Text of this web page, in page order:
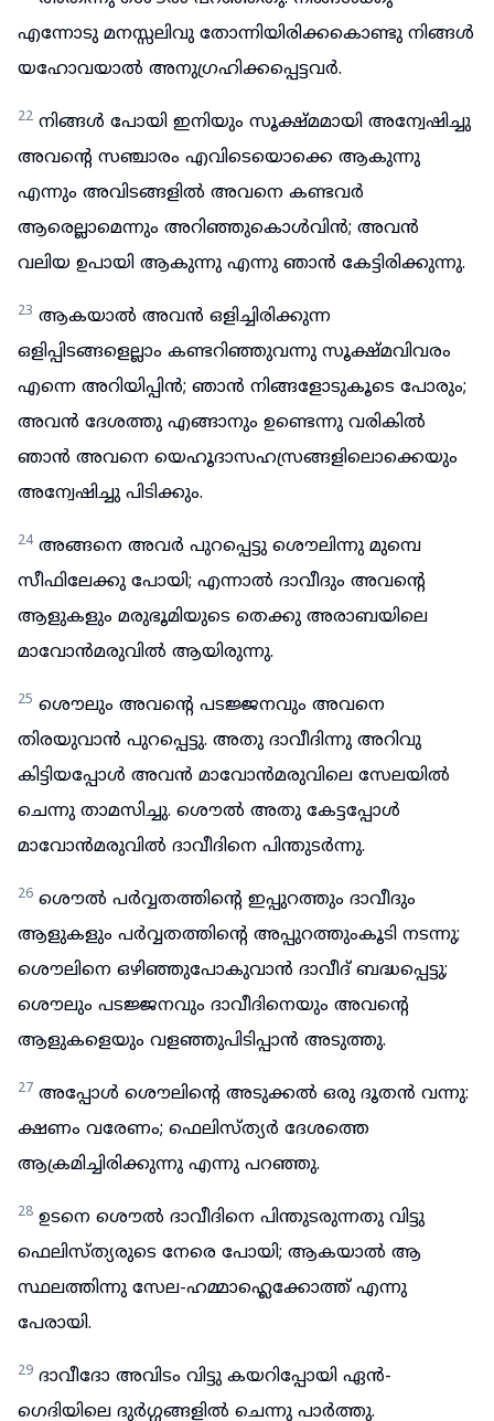
എന്നോടു മനസ്സലിവു തോന്നിയിരിക്കകൊണ്ടു നിങ്ങൾ
യഹോവയാൽ അനുഗ്രഹിക്കപ്പെട്ടവർ.
22 നിങ്ങൾ പോയി ഇനിയും സൂക്ഷ്മമായി അന്വേഷിച്ചു
അവന്റെ സഞ്ചാരം എവിടെയൊക്കെ ആകുന്നു
എന്നും അവിടങ്ങളിൽ അവനെ കണ്ടവർ
ആരെല്ലാമെന്നും അറിഞ്ഞുകൊൾവിൻ; അവൻ
വലിയ ഉപായി ആകുന്നു എന്നു ഞാൻ കേട്ടിരിക്കുന്നു.
23 ആകയാൽ അവൻ ഒളിച്ചിരിക്കുന്ന
ഒളിപ്പിടങ്ങളെല്ലാം കണ്ടറിഞ്ഞുവന്നു സൂക്ഷ്മവിവരം
എന്നെ അറിയിപ്പിൻ; ഞാൻ നിങ്ങളോടുകൂടെ പോരും;
അവൻ ദേശത്തു എങ്ങാനും ഉണ്ടെന്നു വരികിൽ
ഞാൻ അവനെ യെഹൂദാസഹസ്രങ്ങളിലൊക്കെയും
അന്വേഷിച്ചു പിടിക്കും.
24 അങ്ങനെ അവർ പുറപ്പെട്ടു ശൌലിന്നു മുമ്പെ
സീഫിലേക്കു പോയി; എന്നാൽ ദാവീദും അവന്റെ
ആളുകളും മരുഭൂമിയുടെ തെക്കു അരാബയിലെ
മാവോൻമരുവിൽ ആയിരുന്നു.
25 ശൌലും അവന്റെ പടജ്ജനവും അവനെ
തിരയുവാൻ പുറപ്പെട്ടു. അതു ദാവീദിന്നു അറിവു
കിട്ടിയപ്പോൾ അവൻ മാവോൻമരുവിലെ സേലയിൽ
ചെന്നു താമസിച്ചു. ശൌൽ അതു കേട്ടപ്പോൾ
മാവോൻമരുവിൽ ദാവീദിനെ പിന്തുടർന്നു.
26 ശൌൽ പർവ്വതത്തിന്റെ ഇപ്പുറത്തും ദാവീദും
ആളുകളും പർവ്വതത്തിന്റെ അപ്പുറത്തുംകൂടി നടന്നു;
ശൌലിനെ ഒഴിഞ്ഞുപോകുവാൻ ദാവീദ് ബദ്ധപ്പെട്ടു;
ശൌലും പടജ്ജനവും ദാവീദിനെയും അവന്റെ
ആളുകളെയും വളഞ്ഞുപിടിപ്പാൻ അടുത്തു.
27 അപ്പോൾ ശൌലിന്റെ അടുക്കൽ ഒരു ദൂതൻ വന്നു:
ക്ഷണം വരേണം; ഫെലിസ്ത്യർ ദേശത്തെ
ആക്രമിച്ചിരിക്കുന്നു എന്നു പറഞ്ഞു.
28 ഉടനെ ശൌൽ ദാവീദിനെ പിന്തുടരുന്നതു വിട്ടു
ഫെലിസ്ത്യരുടെ നേരെ പോയി; ആകയാൽ ആ
സ്ഥലത്തിന്നു സേല-ഹമ്മാഹ്ലെക്കോത്ത് എന്നു
പേരായി.
29 ദാവീദോ അവിടം വിട്ടു കയറിപ്പോയി ഏൻ-
ഗെദിയിലെ ദുർഗ്ഗങ്ങളിൽ ചെന്നു പാർത്തു.